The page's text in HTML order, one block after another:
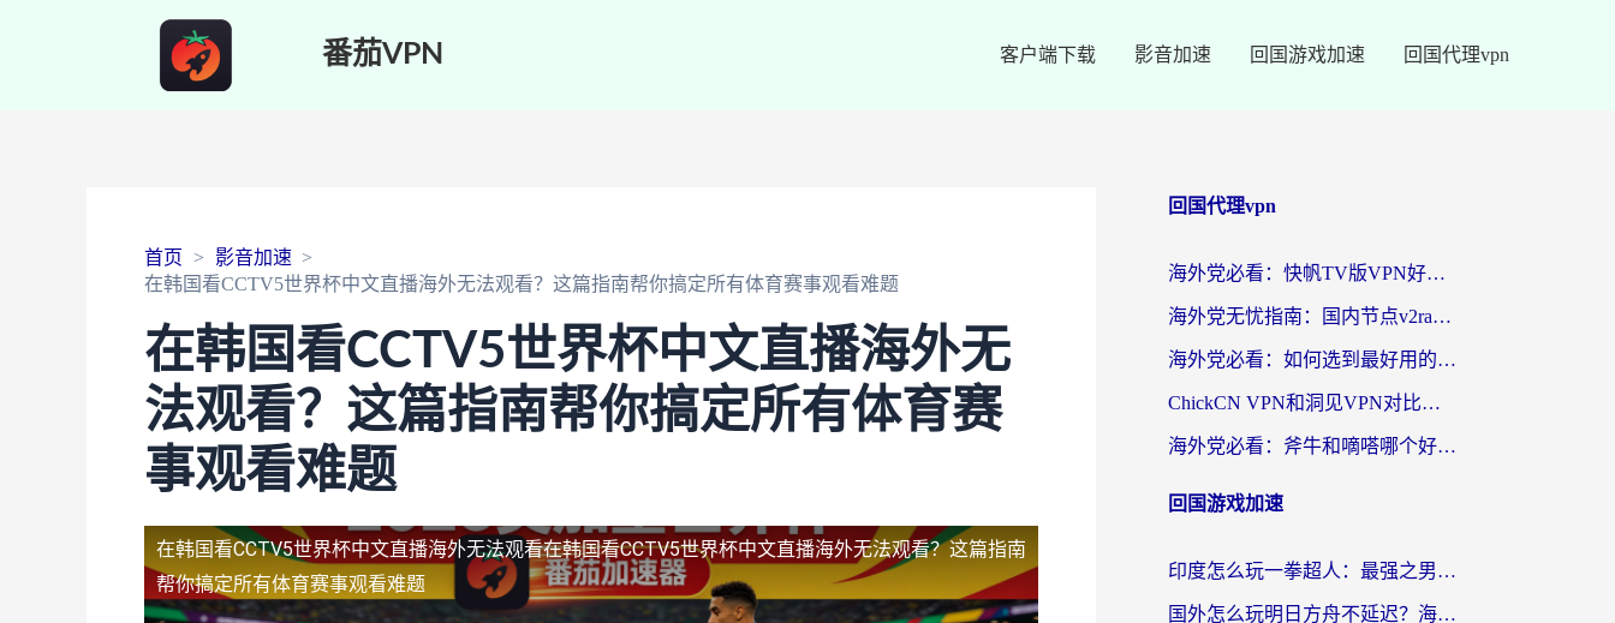
番茄VPN 客户端下载 影音加速 回国游戏加速 回国代理vpn
首页
影音加速
在韩国看CCTV5世界杯中文直播海外无法观看？这篇指南帮你搞定所有体育赛事观看难题
在韩国看CCTV5世界杯中文直播海外无
法观看？这篇指南帮你搞定所有体育赛
事观看难题
在韩国看CCTV5世界杯中文直播海外无法观看在韩国看CCTV5世界杯中文直播海外无法观看？这篇指南
帮你搞定所有体育赛事观看难题
回国代理vpn
海外党必看：快帆TV版VPN好用吗？和快游VPN对比哪个回国效果更好？附实用避坑指南
海外党无忧指南：国内节点v2ray怎么选？一键回国VPN+多场景实测帮你避坑
海外党必看：如何选到最好用的回国加速器？从节点到售后的全维度指南
ChickCN VPN和洞见VPN对比哪个回国效果更好？海外党亲测3款加速器+避坑指南
海外党必看：斧牛和嘀嗒哪个好？3个维度教你选对回国加速器
回国游戏加速
印度怎么玩一拳超人：最强之男？海外党国服游戏加速避坑指南
国外怎么玩明日方舟不延迟？海外玩家国服游戏加速终极指南（附DNF梦幻诛仙解决方案）